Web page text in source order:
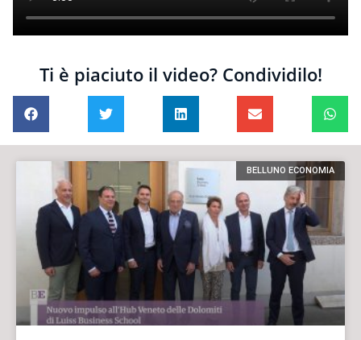
Ti è piaciuto il video? Condividilo!
BELLUNO ECONOMIA